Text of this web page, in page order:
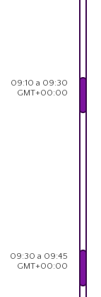
09:10 a 09:30
GMT+00:00
09:30 a 09:45
GMT+00:00